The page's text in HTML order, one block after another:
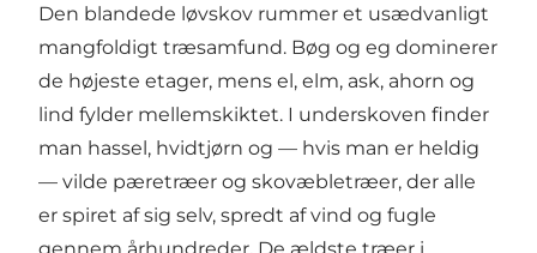
Den blandede løvskov rummer et usædvanligt
mangfoldigt træsamfund. Bøg og eg dominerer
de højeste etager, mens el, elm, ask, ahorn og
lind fylder mellemskiktet. I underskoven finder
man hassel, hvidtjørn og — hvis man er heldig
— vilde pæretræer og skovæbletræer, der alle
er spiret af sig selv, spredt af vind og fugle
gennem århundreder. De ældste træer i